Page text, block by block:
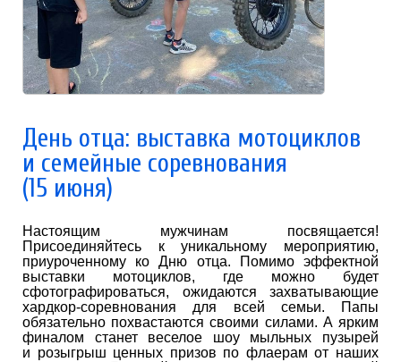
День отца: выставка мотоциклов
и семейные соревнования
(15 июня)
Настоящим мужчинам посвящается!
Присоединяйтесь к уникальному мероприятию,
приуроченному ко Дню отца. Помимо эффектной
выставки мотоциклов, где можно будет
сфотографироваться, ожидаются захватывающие
хардкор-соревнования для всей семьи. Папы
обязательно похвастаются своими силами. А ярким
финалом станет веселое шоу мыльных пузырей
и розыгрыш ценных призов по флаерам от наших